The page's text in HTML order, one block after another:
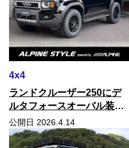
4x4
ランドクルーザー250にデ
ルタフォースオーバル装着
しました！
公開日 2026.4.14